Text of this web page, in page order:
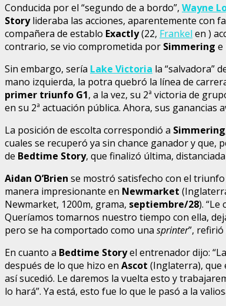
Conducida por el “segundo de a bordo”, Wayne
Storylideraba las acciones, aparentemente con
compañera de establo Exactly(22, Frankel en )
contrario, se vio comprometida por Simmering e
Sin embargo, sería Lake Victoria la “salvadora”
mano izquierda, la potra quebró la línea de
primer triunfo G1, a la vez, su 2ª victoria de
en su 2ª actuación pública. Ahora, sus ganancias
La posición de escolta correspondió a Simmering
cuales se recuperó ya sin chance ganador y que,
de Bedtime Story, que finalizó última,
Aidan O’Brien se mostró satisfecho con el triunfo
manera impresionante en Newmarket
Newmarket, 1200m, grama, septiembre/28).
Queríamos tomarnos nuestro tiempo con ella,
pero se ha comportado como una sprinter”,
En cuanto a Bedtime Storyel entrenador dijo:
después de lo que hizo en Ascot (Inglaterra), que
así sucedió. Le daremos la vuelta esto y
lo hará”. Ya está, esto fue lo que le pasó a la